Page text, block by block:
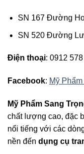
SN 167 Đường
SN 520 Đường
Điện thoại: 0912
Facebook: Mỹ
Mỹ Phẩm Sang
chất lượng cao, đặc
nổi tiếng với các
nền đến dụng cụ